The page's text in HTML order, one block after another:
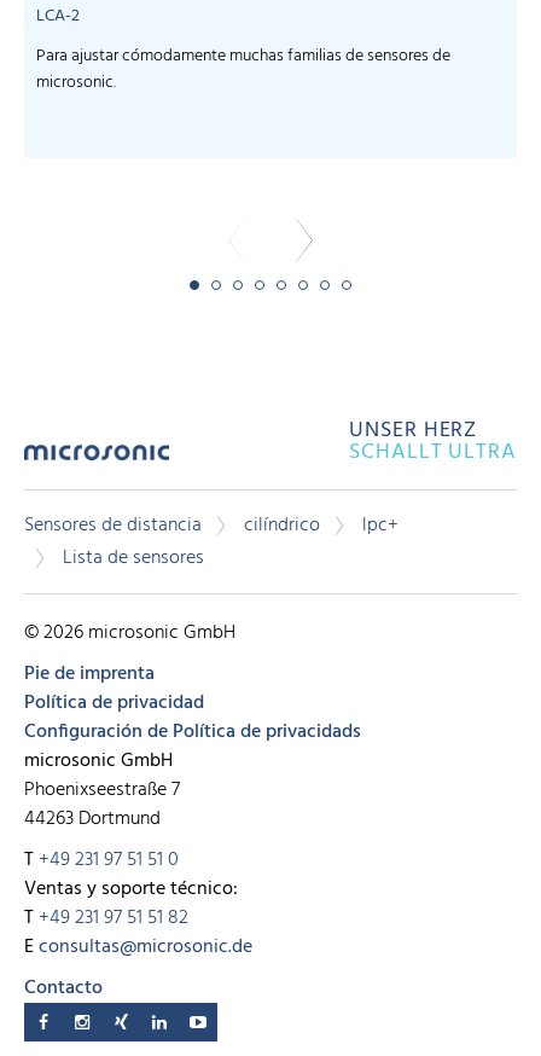
LCA-2
Para ajustar cómodamente muchas familias de sensores de
microsonic.
UNSER HERZ
SCHALLT ULTRA
Sensores de distancia cilíndrico
lpc+
Lista de sensores
© 2026 microsonic GmbH
Pie de imprenta
Política de privacidad
Configuración de Política de privacidads
microsonic GmbH
Phoenixseestraße 7
44263 Dortmund
T+49 231 97 51 51 0
Ventas y soporte técnico:
T+49 231 97 51 51 82
Econsultas@microsonic.de
Contacto